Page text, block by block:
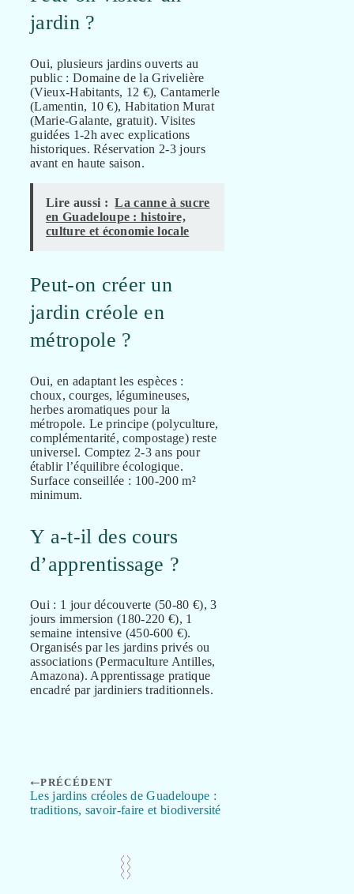
jardin ?
Oui, plusieurs jardins ouverts au
public : Domaine de la Grivelière
(Vieux-Habitants, 12 €), Cantamerle
(Lamentin, 10 €), Habitation Murat
(Marie-Galante, gratuit). Visites
guidées 1-2h avec explications
historiques. Réservation 2-3 jours
avant en haute saison.
Lire aussi : La canne à sucre
en Guadeloupe : histoire,
culture et économie locale
Peut-on créer un
jardin créole en
métropole ?
Oui, en adaptant les espèces :
choux, courges, légumineuses,
herbes aromatiques pour la
métropole. Le principe (polyculture,
complémentarité, compostage) reste
universel. Comptez 2-3 ans pour
établir l’équilibre écologique.
Surface conseillée : 100-200 m²
minimum.
Y a-t-il des cours
d’apprentissage ?
Oui : 1 jour découverte (50-80 €), 3
jours immersion (180-220 €), 1
semaine intensive (450-600 €).
Organisés par les jardins privés ou
associations (Permaculture Antilles,
Amazona). Apprentissage pratique
encadré par jardiniers traditionnels.
PRÉCÉDENT
Les jardins créoles de Guadeloupe :
traditions, savoir-faire et biodiversité